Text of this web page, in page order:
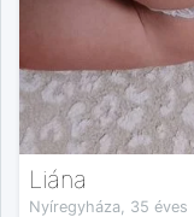
Liána
Nyíregyháza, 35 éves